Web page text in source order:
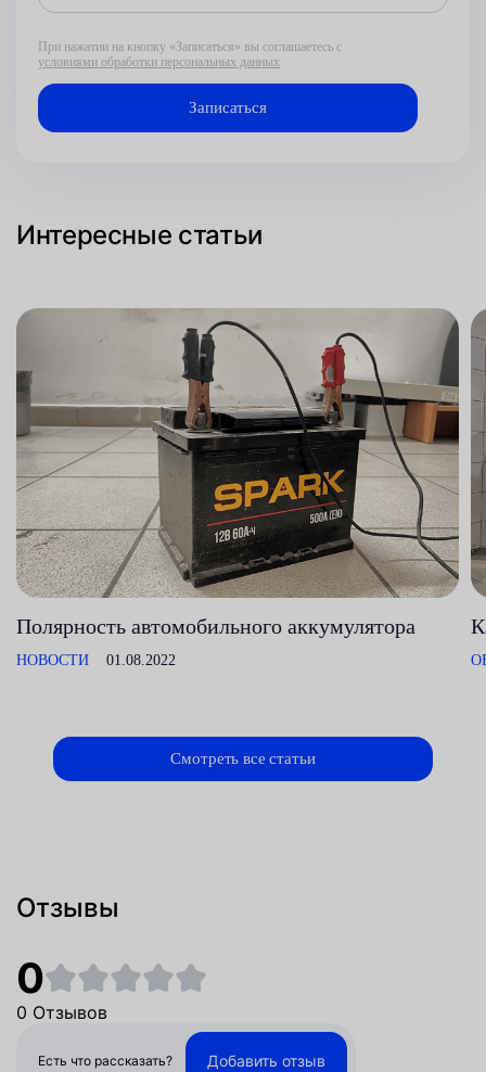
При нажатии на кнопку «Записаться» вы соглашаетесь с
условиями обработки персональных данных
Интересные статьи
Полярность автомобильного аккумулятора
НОВОСТИ 01.08.2022
Смотреть все статьи
Отзывы
0
0 Отзывов
Есть что рассказать? Добавить отзыв